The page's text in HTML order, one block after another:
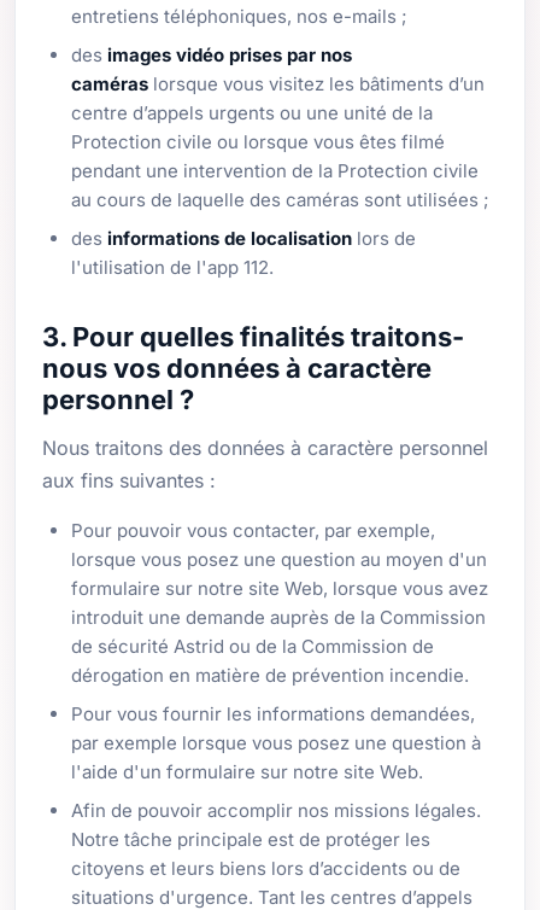
entretiens téléphoniques, nos e-mails ;
des images vidéo prises par nos
caméras lorsque vous visitez les bâtiments d’un
centre d’appels urgents ou une unité de la
Protection civile ou lorsque vous êtes filmé
pendant une intervention de la Protection civile
au cours de laquelle des caméras sont utilisées ;
des informations de localisation lors de
l'utilisation de l'app 112.
3. Pour quelles finalités traitons-
nous vos données à caractère
personnel ?
Nous traitons des données à caractère personnel
aux fins suivantes :
Pour pouvoir vous contacter, par exemple,
lorsque vous posez une question au moyen d'un
formulaire sur notre site Web, lorsque vous avez
introduit une demande auprès de la Commission
de sécurité Astrid ou de la Commission de
dérogation en matière de prévention incendie.
Pour vous fournir les informations demandées,
par exemple lorsque vous posez une question à
l'aide d'un formulaire sur notre site Web.
Afin de pouvoir accomplir nos missions légales.
Notre tâche principale est de protéger les
citoyens et leurs biens lors d’accidents ou de
situations d'urgence. Tant les centres d’appels